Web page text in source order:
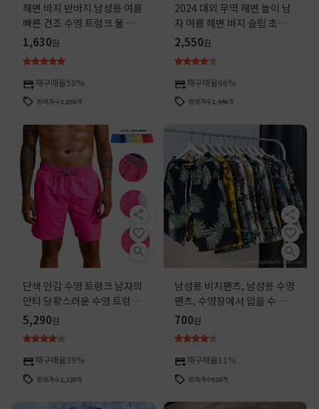
해변 바지 반바지 남성용 여름
빠른 건조 수영 트렁크 물 조절
가능한 느슨한 캐주얼 트렌디
브랜드 대형 바지 바지 아이스
실크
1,630원
재구매율58%
판매개수2,856개
2024 대외 무역 해변 놀이 남
자 여름 해변 바지 슬림 초박형
빠른 건조 스포츠 남자 반바지
제조 업체 공급
2,550원
재구매율66%
판매개수1,446개
단색 안감 수영 트렁크 남자의
안티 당황스러운 수영 트렁크
느슨한 빠른 건조 래프팅은 남
성용 비치 바지 도매 출시 가능
5,290원
재구매율39%
판매개수1,120개
남성용 비치팬츠, 남성용 수영
팬츠, 수영장에서 입을 수 있
는 5부의 당황스러운 속건 반
변
700원
재구매율 11%
판매개수515개